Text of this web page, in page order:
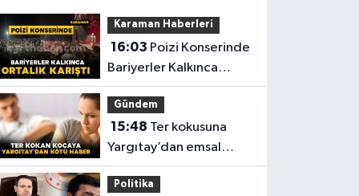
Karaman Haberleri
16:03
Bariyerler Kalkınca
Ortalık Karıştı
Gündem
15:48
Yargıtay’dan emsal
nitelikte Karar
Politika